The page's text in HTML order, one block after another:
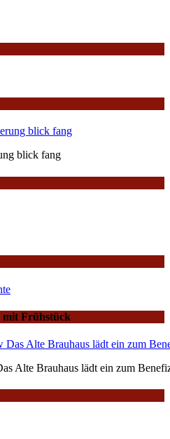
blick fang
mit Frühstück
Alte Brauhaus lädt ein zum